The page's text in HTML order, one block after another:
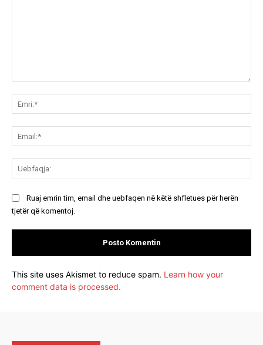
Ruaj emrin tim, email dhe uebfaqen në këtë shfletues për herën
tjetër që komentoj.
This site uses Akismet to reduce spam. Learn how your
comment data is processed.